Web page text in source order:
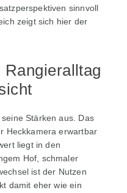
sinnvoll
zeigt sich hier der
Rangieralltag
Stärken aus. Das
Heckkamera erwartbar
liegt in den
Hof, schmaler
ist der Nutzen
damit eher wie ein